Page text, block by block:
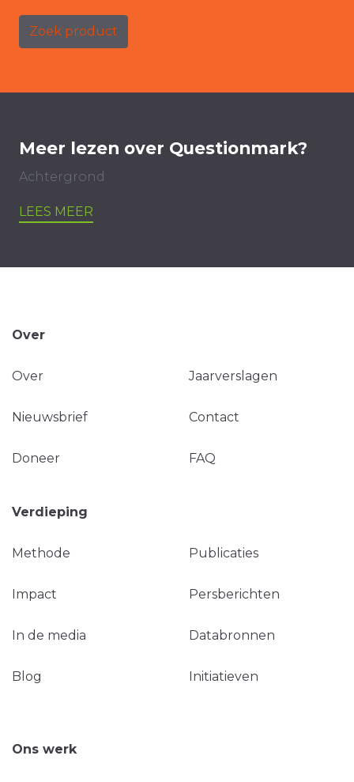
Zoek product
Meer lezen over Questionmark?
Achtergrond
LEES MEER
Over
Over Jaarverslagen
Nieuwsbrief Contact
Doneer FAQ
Verdieping
Methode Publicaties
Impact Persberichten
In de media Databronnen
Blog Initiatieven
Ons werk